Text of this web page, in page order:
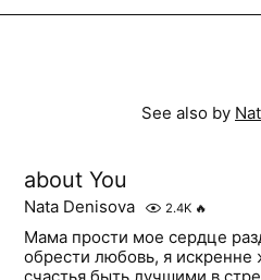
See also by
about You
Nata Denisova 2.4K 🔥
Мама прости мое сердце
обрести любовь, я
счастья быть лучшими в